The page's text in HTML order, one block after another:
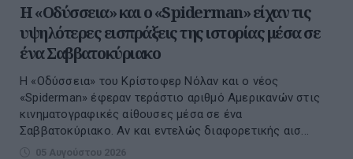
Η «Οδύσσεια» και ο «Spiderman» είχαν τις
υψηλότερες εισπράξεις της ιστορίας μέσα σε
ένα Σαββατοκύριακο
Η «Οδύσσεια» του Κρίστοφερ Νόλαν και ο νέος
«Spiderman» έφεραν τεράστιο αριθμό Αμερικανών στις
κινηματογραφικές αίθουσες μέσα σε ένα
Σαββατοκύριακο. Αν και εντελώς διαφορετικής αισ...
05 Αυγούστου 2026